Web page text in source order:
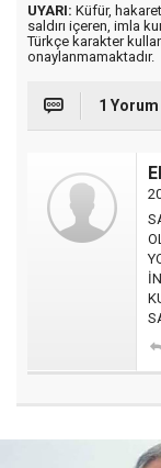
UYARI: Küfür,
saldırı içeren, imla
Türkçe karakter
onaylanmamaktadır.
1 Yorum